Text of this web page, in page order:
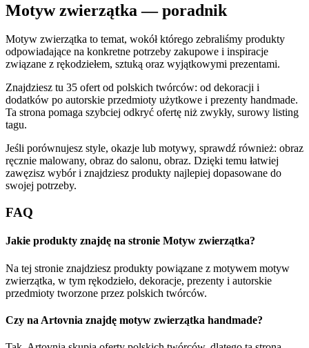
Motyw zwierzątka — poradnik
Motyw zwierzątka to temat, wokół którego zebraliśmy produkty
odpowiadające na konkretne potrzeby zakupowe i inspiracje
związane z rękodziełem, sztuką oraz wyjątkowymi prezentami.
Znajdziesz tu 35 ofert od polskich twórców: od dekoracji i
dodatków po autorskie przedmioty użytkowe i prezenty handmade.
Ta strona pomaga szybciej odkryć ofertę niż zwykły, surowy listing
tagu.
Jeśli porównujesz style, okazje lub motywy, sprawdź również: obraz
ręcznie malowany, obraz do salonu, obraz. Dzięki temu łatwiej
zawęzisz wybór i znajdziesz produkty najlepiej dopasowane do
swojej potrzeby.
FAQ
Jakie produkty znajdę na stronie Motyw zwierzątka?
Na tej stronie znajdziesz produkty powiązane z motywem motyw
zwierzątka, w tym rękodzieło, dekoracje, prezenty i autorskie
przedmioty tworzone przez polskich twórców.
Czy na Artovnia znajdę motyw zwierzątka handmade?